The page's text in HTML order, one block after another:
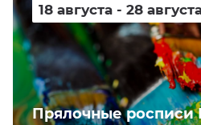
18 августа - 28
Прялочные росписи